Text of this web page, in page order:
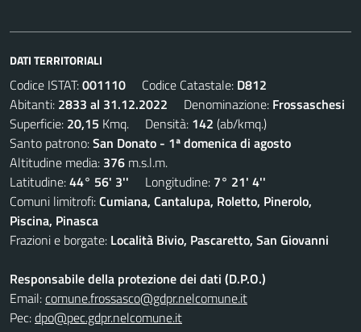
DATI TERRITORIALI
Codice ISTAT:001110 Codice Catastale: D812
Abitanti: 2833 al 31.12.2022 Denominazione: Frossaschesi
Superficie: 20,15 Kmq. Densità: 142 (ab/kmq.)
Santo patrono:San Donato - 1ª domenica di agosto
Altitudine media: 376 m.s.l.m.
Latitudine:44° 56' 3'' Longitudine: 7° 21' 4''
Comuni limitrofi:Cumiana, Cantalupa, Roletto, Pinerolo,
Piscina, Pinasca
Frazioni e borgate: Località Bivio, Pascaretto, San Giovanni
Responsabile della protezione dei dati (D.P.O.)
Email:comune.frossasco@gdpr.nelcomune.it
Pec:dpo@pec.gdpr.nelcomune.it